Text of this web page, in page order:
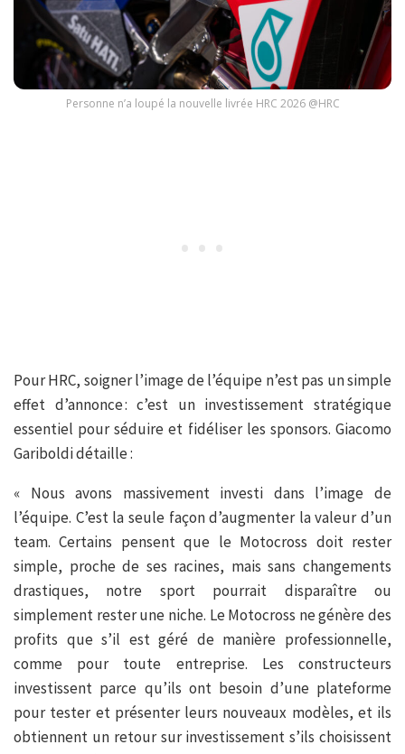
Personne n’a loupé la nouvelle livrée HRC 2026 @HRC
Pour HRC, soigner l’image de l’équipe n’est pas un simple
effet d’annonce : c’est un investissement stratégique
essentiel pour séduire et fidéliser les sponsors. Giacomo
Gariboldi détaille :
« Nous avons massivement investi dans l’image de
l’équipe. C’est la seule façon d’augmenter la valeur d’un
team. Certains pensent que le Motocross doit rester
simple, proche de ses racines, mais sans changements
drastiques, notre sport pourrait disparaître ou
simplement rester une niche. Le Motocross ne génère des
profits que s’il est géré de manière professionnelle,
comme pour toute entreprise. Les constructeurs
investissent parce qu’ils ont besoin d’une plateforme
pour tester et présenter leurs nouveaux modèles, et ils
obtiennent un retour sur investissement s’ils choisissent